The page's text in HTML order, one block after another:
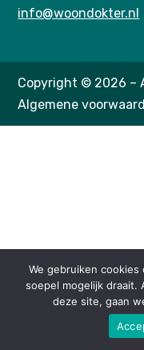
info@woondokter.nl
Copyright © 2026 –
Algemene
We gebruiken
soepel mogelijk draait.
deze site, gaan